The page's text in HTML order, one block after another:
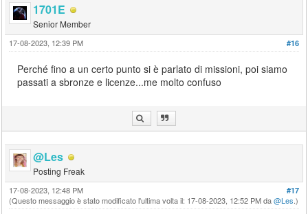
1701E
Senior Member
#16
17-08-2023, 12:39 PM
Perché fino a un certo punto si è parlato di missioni, poi siamo
passati a sbronze e licenze...me molto confuso
@Les
Posting Freak
#17
17-08-2023, 12:48 PM
(Questo messaggio è stato modificato l'ultima volta il: 17-08-2023, 12:52 PM da@Les .)